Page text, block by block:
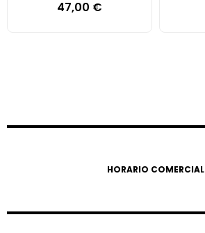
47,00 €
HORARIO COMERCIAL